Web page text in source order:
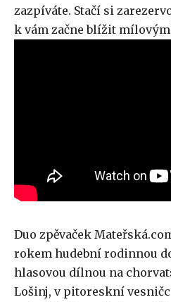
zazpíváte. Stačí si
k vám začne blížit
Duo zpěvaček
rokem hudební rodinnou
hlasovou dílnou na
Lošinj, v pitoreskní